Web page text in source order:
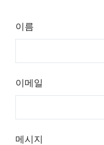
이름
이메일
메시지